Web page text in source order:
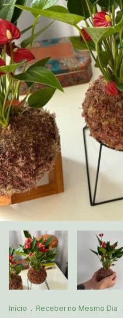
Início . Receber no Mesmo Dia .